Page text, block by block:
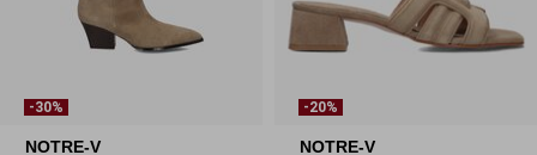
-30%
NOTRE-V
-20%
NOTRE-V